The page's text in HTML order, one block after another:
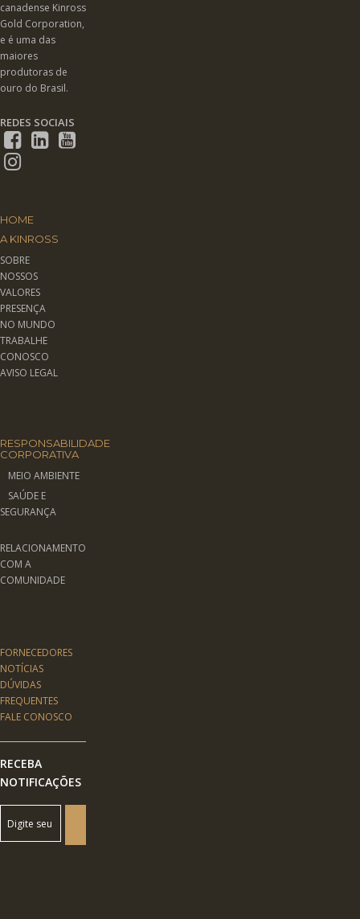
canadense Kinross
Gold Corporation,
e é uma das
maiores
produtoras de
ouro do Brasil.
REDES SOCIAIS
HOME
A KINROSS
SOBRE
NOSSOS
VALORES
PRESENÇA
NO MUNDO
TRABALHE
CONOSCO
AVISO LEGAL
RESPONSABILIDADE
CORPORATIVA
MEIO AMBIENTE
SAÚDE E
SEGURANÇA
RELACIONAMENTO
COM A
COMUNIDADE
FORNECEDORES
NOTÍCIAS
DÚVIDAS
FREQUENTES
FALE CONOSCO
RECEBA
NOTIFICAÇÕES